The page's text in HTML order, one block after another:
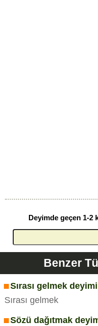
Deyimde geçen 1-2
Benzer
Sırası gelmek deyimi
Sırası gelmek
Sözü dağıtmak